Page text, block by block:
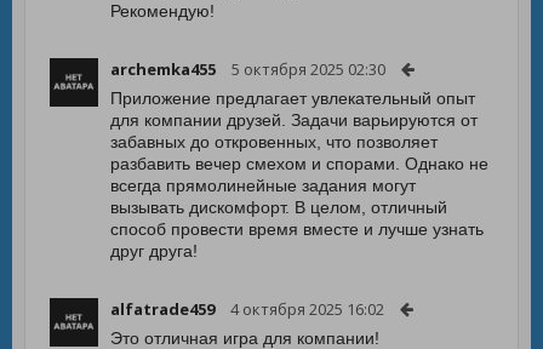
Рекомендую!
archemka455 5 октября 2025 02:30
Приложение предлагает увлекательный опыт
для компании друзей. Задачи варьируются от
забавных до откровенных, что позволяет
разбавить вечер смехом и спорами. Однако не
всегда прямолинейные задания могут
вызывать дискомфорт. В целом, отличный
способ провести время вместе и лучше узнать
друг друга!
alfatrade459 4 октября 2025 16:02
Это отличная игра для компании!